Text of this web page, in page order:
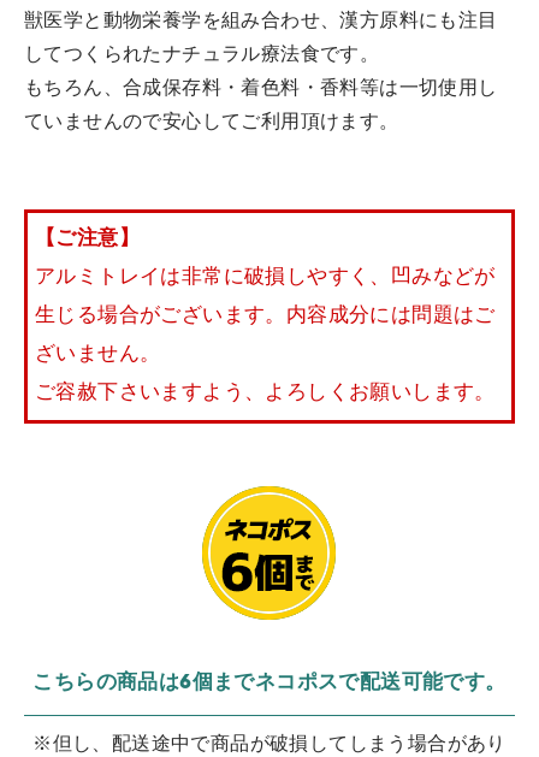
獣医学と動物栄養学を組み合わせ、漢方原料にも注目
してつくられたナチュラル療法食です。
もちろん、合成保存料・着色料・香料等は一切使用し
ていませんので安心してご利用頂けます。
【ご注意】
アルミトレイは非常に破損しやすく、凹みなどが
生じる場合がございます。内容成分には問題はご
ざいません。
ご容赦下さいますよう、よろしくお願いします。
こちらの商品は6個までネコポスで配送可能です。
※但し、配送途中で商品が破損してしまう場合があり